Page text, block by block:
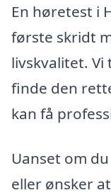
En høretest i
første skridt
livskvalitet. Vi
finde den
kan få
Uanset om
eller ønsker